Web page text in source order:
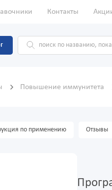
Контакты
Повышение иммунитета
по применению Отзывы